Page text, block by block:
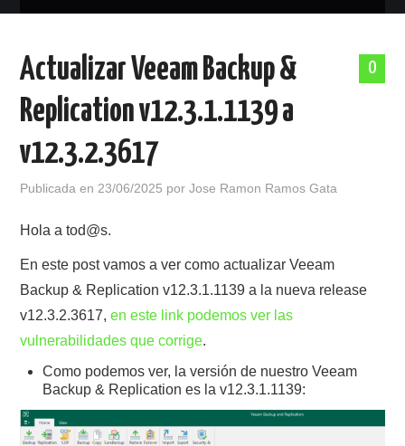
ACERCA DE
PATROCINADORES
0
Actualizar Veeam Backup &
Replication v12.3.1.1139 a
v12.3.2.3617
Publicada en 23/06/2025 porJose Ramon Ramos Gata
Hola a tod@s.
En este post vamos a ver como actualizar Veeam
Backup & Replication v12.3.1.1139 a la nueva release
v12.3.2.3617,en este link podemos ver las
vulnerabilidades que corrige.
Como podemos ver, la versión de nuestro Veeam
Backup & Replication es la v12.3.1.1139: